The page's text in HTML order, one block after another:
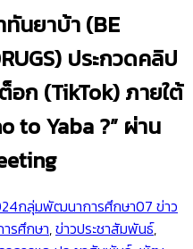
ทันยาบ้า (BE
ประกวดคลิป
ก (TikTok) ภายใต้
to Yaba ?” ผ่าน
กลุ่มพัฒนาการศึกษา07 ข่าว
รศึกษา,ข่าวประชาสัมพันธ์,